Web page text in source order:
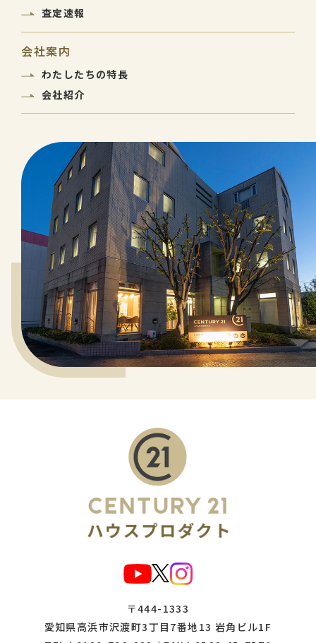
査定速報
会社案内
わたしたちの特長
会社紹介
〒444-1333
愛知県高浜市沢渡町3丁目7番地13 岩角ビル1F